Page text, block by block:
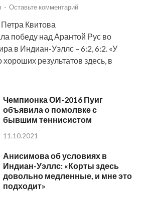
- Оставьте комментарий
Квитова
победу над Арантой Рус во
в Индиан-Уэллс – 6:2, 6:2. «У
результатов здесь, в
Чемпионка ОИ-2016 Пуиг
объявила о помолвке с
бывшим теннисистом
11.10.2021
Анисимова об условиях в
Индиан-Уэллс: «Корты здесь
довольно медленные, и мне это
подходит»